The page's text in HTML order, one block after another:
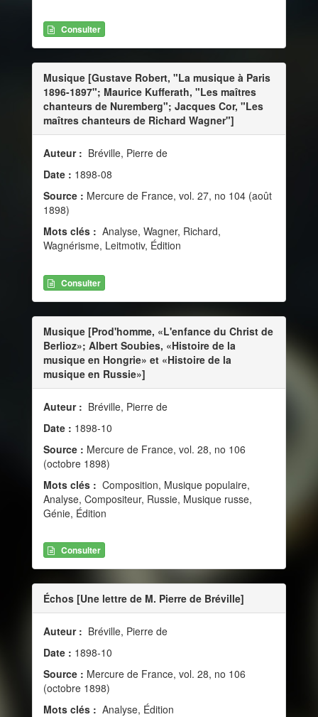
Consulter
Musique [Gustave Robert, "La musique à Paris
1896-1897"; Maurice Kufferath, "Les maîtres
chanteurs de Nuremberg"; Jacques Cor, "Les
maîtres chanteurs de Richard Wagner"]
Auteur : Bréville, Pierre de
Date : 1898-08
Source : Mercure de France, vol. 27, no 104 (août
1898)
Mots clés : Analyse, Wagner, Richard,
Wagnérisme, Leitmotiv, Édition
Consulter
Musique [Prod'homme, «L'enfance du Christ de
Berlioz»; Albert Soubies, «Histoire de la
musique en Hongrie» et «Histoire de la
musique en Russie»]
Auteur : Bréville, Pierre de
Date : 1898-10
Source : Mercure de France, vol. 28, no 106
(octobre 1898)
Mots clés : Composition, Musique populaire,
Analyse, Compositeur, Russie, Musique russe,
Génie, Édition
Consulter
Échos [Une lettre de M. Pierre de Bréville]
Auteur : Bréville, Pierre de
Date : 1898-10
Source : Mercure de France, vol. 28, no 106
(octobre 1898)
Mots clés : Analyse, Édition